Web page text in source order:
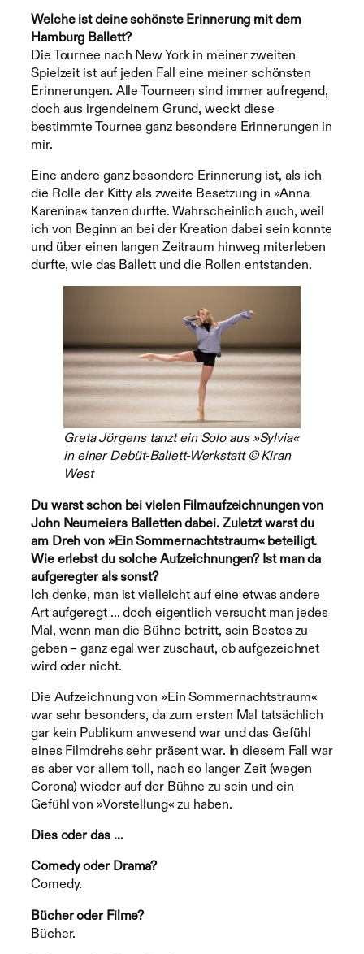
Welche ist deine schönste Erinnerung mit dem
Hamburg Ballett?
Die Tournee nach New York in meiner zweiten
Spielzeit ist auf jeden Fall eine meiner schönsten
Erinnerungen. Alle Tourneen sind immer aufregend,
doch aus irgendeinem Grund, weckt diese
bestimmte Tournee ganz besondere Erinnerungen in
mir.
Eine andere ganz besondere Erinnerung ist, als ich
die Rolle der Kitty als zweite Besetzung in »Anna
Karenina« tanzen durfte. Wahrscheinlich auch, weil
ich von Beginn an bei der Kreation dabei sein konnte
und über einen langen Zeitraum hinweg miterleben
durfte, wie das Ballett und die Rollen entstanden.
Greta Jörgens tanzt ein Solo aus »Sylvia«
in einer Debüt-Ballett-Werkstatt © Kiran
West
Du warst schon bei vielen Filmaufzeichnungen von
John Neumeiers Balletten dabei. Zuletzt warst du
am Dreh von »Ein Sommernachtstraum« beteiligt.
Wie erlebst du solche Aufzeichnungen? Ist man da
aufgeregter als sonst?
Ich denke, man ist vielleicht auf eine etwas andere
Art aufgeregt … doch eigentlich versucht man jedes
Mal, wenn man die Bühne betritt, sein Bestes zu
geben – ganz egal wer zuschaut, ob aufgezeichnet
wird oder nicht.
Die Aufzeichnung von »Ein Sommernachtstraum«
war sehr besonders, da zum ersten Mal tatsächlich
gar kein Publikum anwesend war und das Gefühl
eines Filmdrehs sehr präsent war. In diesem Fall war
es aber vor allem toll, nach so langer Zeit (wegen
Corona) wieder auf der Bühne zu sein und ein
Gefühl von »Vorstellung« zu haben.
Dies oder das …
Comedy oder Drama?
Comedy.
Bücher oder Filme?
Bücher.